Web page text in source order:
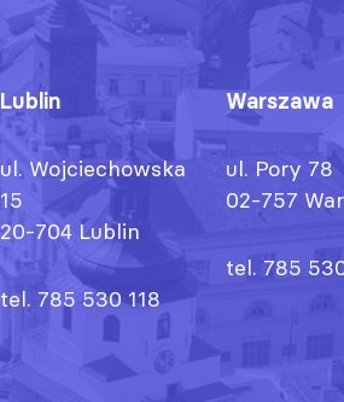
Lublin
ul. Wojciechowska
15
20-704 Lublin
tel. 785 530 118
Warszawa
ul. Pory 78
02-757
tel. 785